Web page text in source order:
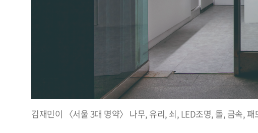
김재민이 〈서울 3대 명약〉 나무, 유리, 쇠, LED조명, 돌, 금속, 패